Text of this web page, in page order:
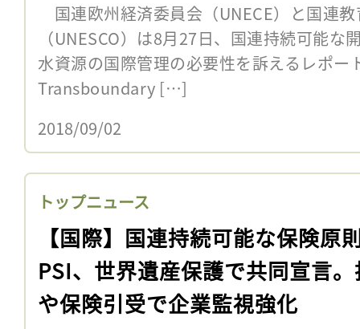
国連欧州経済委員会（UNECE）と国連
（UNESCO）は8月27日、国連持続可能な
水資源の国際管理の必要性を訴えるレポー
Transboundary […]
2018/09/02
トップニュース
【国際】国連持続可能な保険原
PSI、世界遺産保護で共同宣言
や保険引受で企業監視強化